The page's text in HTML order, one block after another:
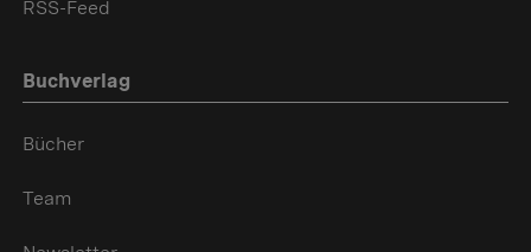
RSS-Feed
Buchverlag
Bücher
Team